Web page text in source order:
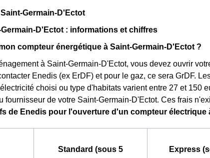
Germain-D'Ectot
D'Ectot : informations et chiffres
compteur énergétique à Saint-Germain-D'Ectot ?
à Saint-Germain-D'Ectot, vous devez ouvrir
Enedis (ex ErDF) et pour le gaz, ce sera GrDF.
choisi ou type d'habitats varient entre 27 et 150
fournisseur de votre Saint-Germain-D'Ectot. Ces frais
de Enedis pour l'ouverture d'un compteur électrique
Standard (sous 5
Express